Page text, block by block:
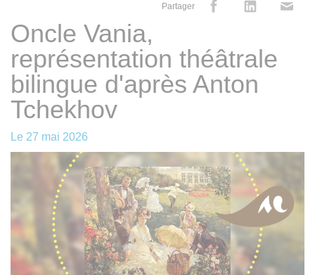
Partager
Oncle Vania,
représentation théâtrale
bilingue d'après Anton
Tchekhov
Le 27 mai 2026